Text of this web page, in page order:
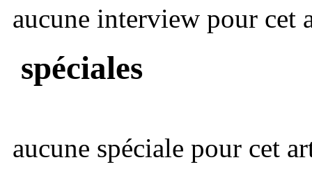
aucune interview pour cet
spéciales
aucune spéciale pour cet